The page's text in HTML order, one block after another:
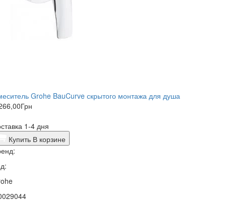
Grohe BauCurve скрытого монтажа для душа
Грн
1-4 дня
Купить В корзине